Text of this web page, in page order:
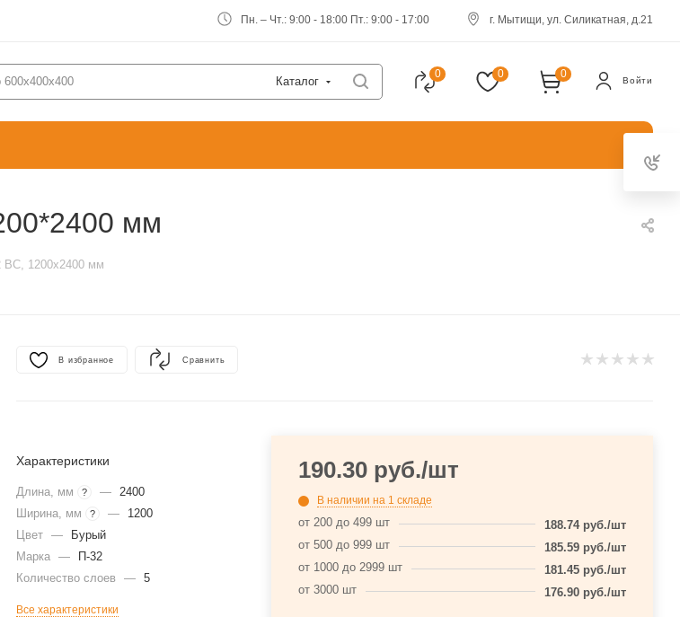
Пн. – Чт.: 9:00 - 18:00 Пт.: 9:00 - 17:00 г. Мытищи, ул. Силикатная, д.21
Каталог
0 0 0
Войти
мм
BC, 1200х2400 мм
В избранное Сравнить
Характеристики
Длина, мм ? —
2400
Ширина, мм
? —
1200
Цвет
—
Бурый
Марка
—
П-32
Количество слоев
— 5
Все характеристики
190.30руб./шт
В наличии на 1 складе
от 200 до 499 шт 188.74руб./шт
от 500 до 999 шт
185.59руб./шт
от 1000 до 2999 шт
181.45руб./шт
от 3000 шт
176.90руб./шт